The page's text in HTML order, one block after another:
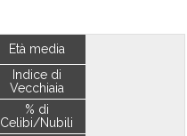
Età media
Indice di
Vecchiaia
% di
Celibi/Nubili